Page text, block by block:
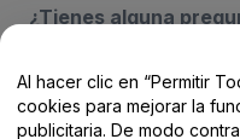
¿Tienes alguna
Centro de Ayuda
Al hacer clic en “Permitir
cookies para mejorar la
publicitaria. De modo